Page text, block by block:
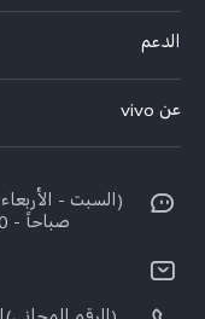
Y19s Pro
Y04
Y02
كل الموديلات
الدعم
مركز الخدمة
Funtouch OS
اسعار قطع الغيار
عن vivo
نبذة عنا
الإشعارات القانونية
الاستدامة
صباحاً - 2:30 مساءً. ما عدا ايام العطل)دردشة مباشرة